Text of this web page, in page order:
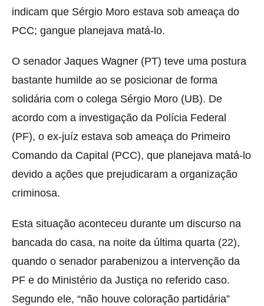
indicam que Sérgio Moro estava sob ameaça do
PCC; gangue planejava matá-lo.
O senador Jaques Wagner (PT) teve uma postura
bastante humilde ao se posicionar de forma
solidária com o colega Sérgio Moro (UB). De
acordo com a investigação da Polícia Federal
(PF), o ex-juíz estava sob ameaça do Primeiro
Comando da Capital (PCC), que planejava matá-lo
devido a ações que prejudicaram a organização
criminosa.
Esta situação aconteceu durante um discurso na
bancada do casa, na noite da última quarta (22),
quando o senador parabenizou a intervenção da
PF e do Ministério da Justiça no referido caso.
Segundo ele, “não houve coloração partidária”